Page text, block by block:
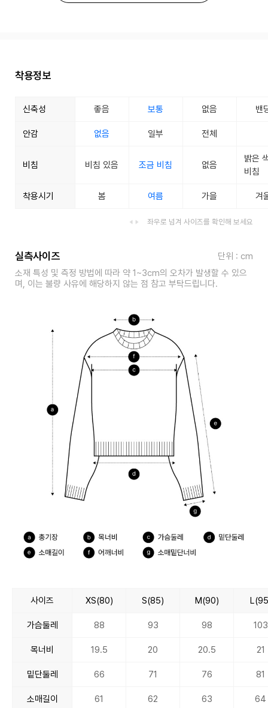
착용정보
신축성 좋음 보통 없음 밴
안감 없음 일부 전체
비침 비침 있음 조금 비침 없음
밝은
비침
착용시기 봄 여름 가을 겨
좌우로 넘겨 사이즈를 확인해 보세요
실측사이즈
단위 : cm
소재 특성 및 측정 방법에 따라 약 1~3cm의 오차가 발생할 수 있으
며, 이는 불량 사유에 해당하지 않는 점 참고 부탁드립니다.
사이즈 XS(80) S(85) M(90)
가슴둘레 88 93 98 103
목너비 19.5 20 20.5 21
밑단둘레 66 71 76 81
소매길이 61 62 63 64